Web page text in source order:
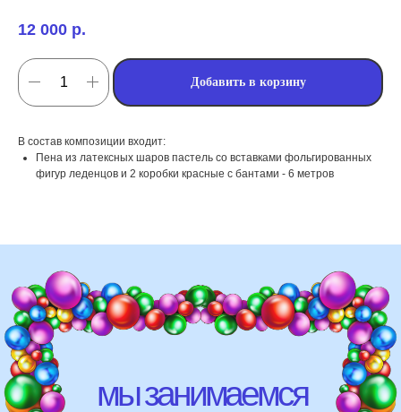
12 000 р.
Добавить в корзину
В состав композиции входит:
Пена из латексных шаров пастель со вставками фольгированных
фигур леденцов и 2 коробки красные с бантами - 6 метров
различных площадок (лофты,
рестораны, магазины)
мы занимаемся
оформлением: